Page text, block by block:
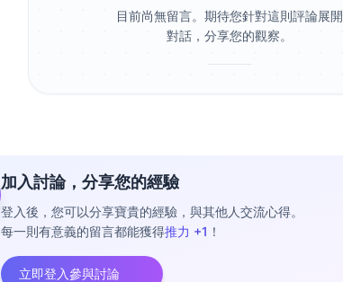
目前尚無留言。期待您針對這則評論展開
對話，分享您的觀察。
加入討論，分享您的經驗
登入後，您可以分享寶貴的經驗，與其他人交流心得。
每一則有意義的留言都能獲得推力 +1 ！
立即登入參與討論